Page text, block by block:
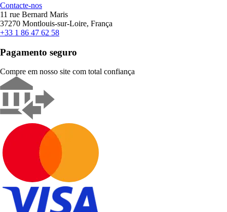
Contacte-nos
11 rue Bernard Maris
37270 Montlouis-sur-Loire, França
+33 1 86 47 62 58
Pagamento seguro
Compre em nosso site com total confiança